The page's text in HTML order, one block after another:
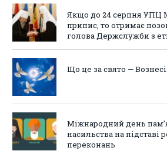
Якщо до 24 серпня УПЦ
припис, то отримає
голова Держслужби з
Що це за свято —
Міжнародний день
насильства на підставі
переконань